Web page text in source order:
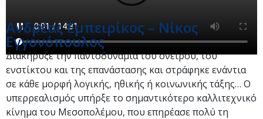
Ανδρέας Εμπειρίκος – Νίκος
Εγγονόπουλος
Διακήρυξε την παντοδυναμία του ονείρου, του
ενστίκτου και της επανάστασης και στράφηκε ενάντια
σε κάθε μορφή λογικής, ηθικής ή κοινωνικής τάξης… Ο
υπερρεαλισμός υπήρξε το σημαντικότερο καλλιτεχνικό
κίνημα του Μεσοπολέμου, που επηρέασε πολύ τη